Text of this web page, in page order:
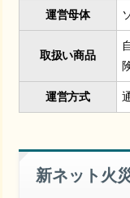
運営母体
取扱い商品
運営方式
新ネット火